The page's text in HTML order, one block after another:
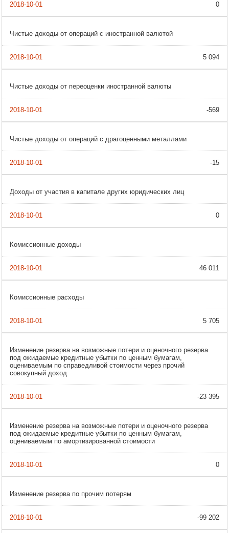
0
Чистые доходы от операций с иностранной валютой
5 094
Чистые доходы от переоценки иностранной валюты
-569
Чистые доходы от операций с драгоценными металлами
-15
Доходы от участия в капитале других юридических лиц
0
Комиссионные доходы
46 011
Комиссионные расходы
5 705
Изменение резерва на возможные потери и оценочного резерва
под ожидаемые кредитные убытки по ценным бумагам,
оцениваемым по справедливой стоимости через прочий
совокупный доход
-23 395
Изменение резерва на возможные потери и оценочного резерва
под ожидаемые кредитные убытки по ценным бумагам,
оцениваемым по амортизированной стоимости
0
Изменение резерва по прочим потерям
-99 202